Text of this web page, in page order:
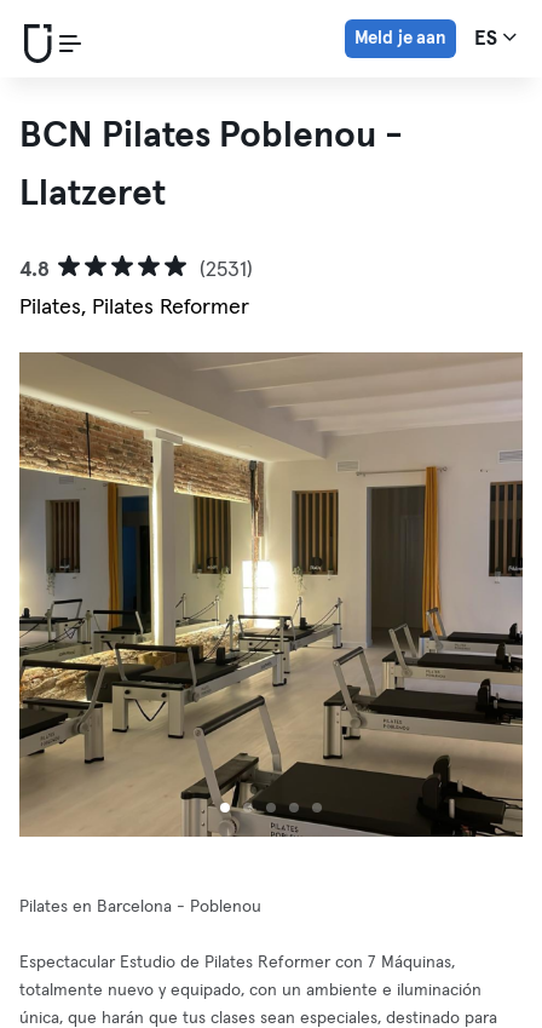
Meld je aan ES
BCN Pilates Poblenou -
Llatzeret
4.8
(2531)
Pilates, Pilates Reformer
Pilates en Barcelona - Poblenou
Espectacular Estudio de Pilates Reformer con 7 Máquinas,
totalmente nuevo y equipado, con un ambiente e iluminación
única, que harán que tus clases sean especiales, destinado para